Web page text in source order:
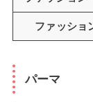
ファッショ
パーマ